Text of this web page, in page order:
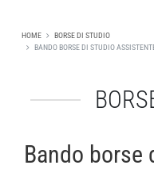
HOME
BORSE DI STUDIO
BANDO BORSE DI STUDIO
Bando borse